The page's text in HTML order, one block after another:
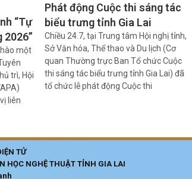
“Tự
2026”
một
trì, Hội
liên
Phát động Cuộc thi sáng tác
biểu trưng tỉnh Gia Lai
Chiều 24.7, tại Trung tâm Hội nghị tỉnh,
Sở Văn hóa, Thể thao và Du lịch (Cơ
quan Thường trực Ban Tổ chức Cuộc
thi sáng tác biểu trưng tỉnh Gia Lai) đã
tổ chức lễ phát động Cuộc thi
TỬ
HỌC NGHỆ THUẬT TỈNH GIA LAI